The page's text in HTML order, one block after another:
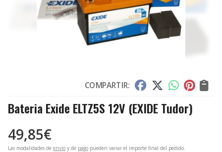
COMPARTIR:
Bateria Exide ELTZ5S 12V (EXIDE Tudor)
49,85€
Las modalidades de envío y de pago pueden variar el importe final del pedido.